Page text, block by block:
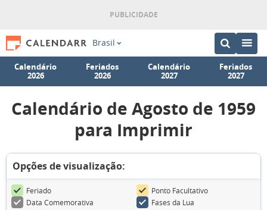
Brasil
Calendário
2026
Feriados
2026
Calendário
2027
Feriados
2027
Calendário de Agosto de 1959
para Imprimir
Opções de visualização:
Feriado
Ponto Facultativo
Data Comemorativa
Fases da Lua